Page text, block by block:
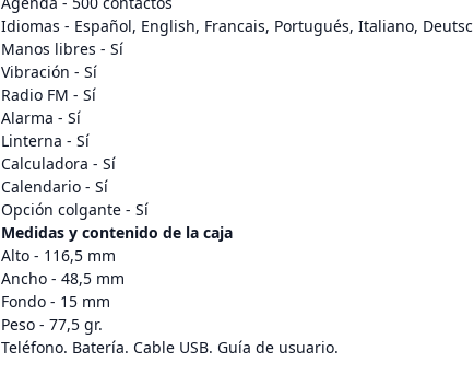
Idiomas - Español, English, Francais, Portugués, Italiano,
Manos libres - Sí
Vibración - Sí
Radio FM - Sí
Alarma - Sí
Linterna - Sí
Calculadora - Sí
Calendario - Sí
Opción colgante - Sí
Medidas y contenido de la caja
Alto - 116,5 mm
Ancho - 48,5 mm
Fondo - 15 mm
Peso - 77,5 gr.
Teléfono. Batería. Cable USB. Guía de usuario.